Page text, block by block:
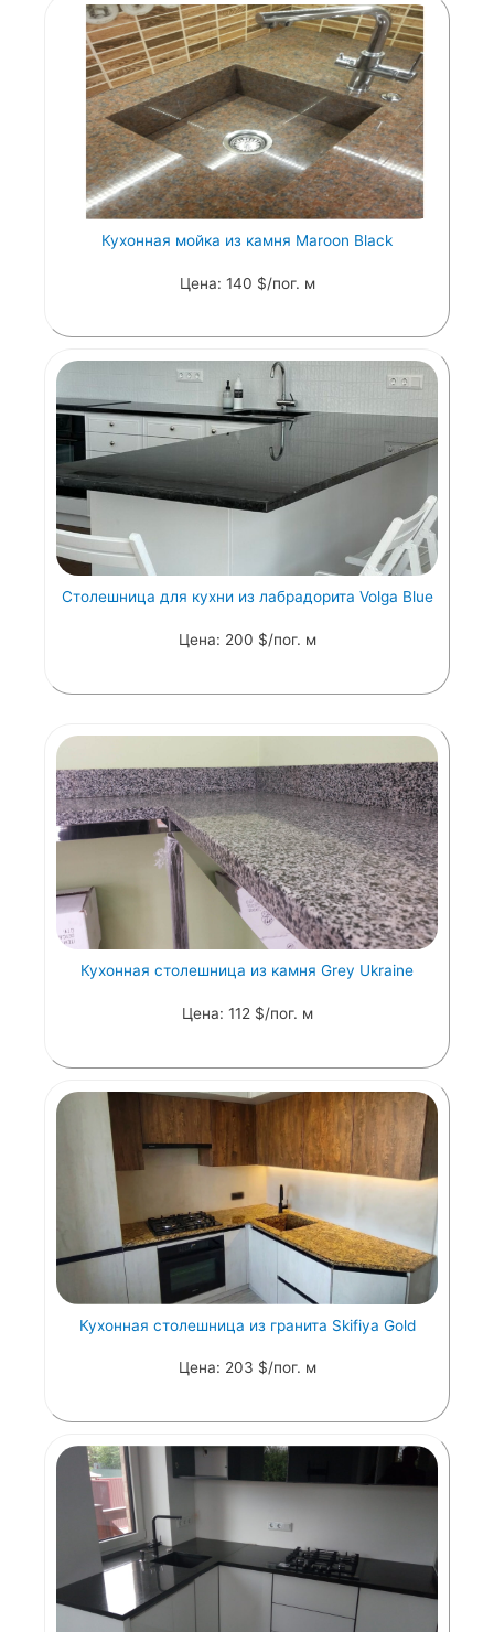
Кухонная мойка из камня Maroon Black
Цена: 140 $/пог. м
Столешница для кухни из лабрадорита Volga Blue
Цена: 200 $/пог. м
Кухонная столешница из камня Grey Ukraine
Цена: 112 $/пог. м
Кухонная столешница из гранита Skifiya Gold
Цена: 203 $/пог. м